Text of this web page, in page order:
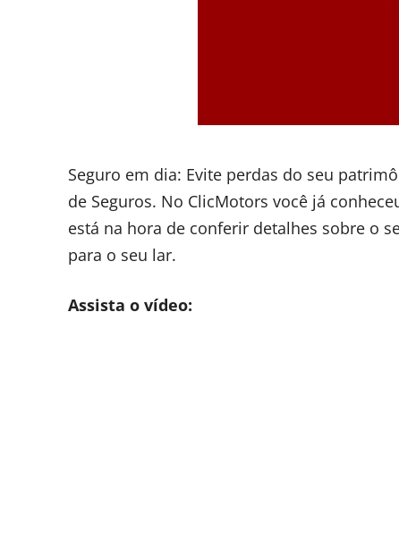
Seguro em dia: Evite perdas do seu
de Seguros. No ClicMotors você já
está na hora de conferir detalhes sobre o
para o seu lar.
Assista o vídeo: